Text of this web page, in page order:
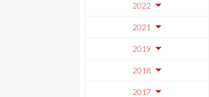
2022
2021
2019
2018
2017